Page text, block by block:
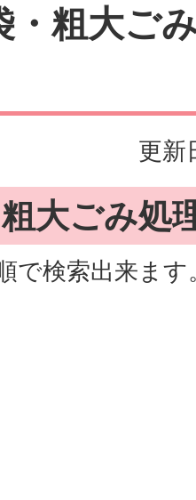
・粗大ご
更新
大ごみ処
で検索出来ます